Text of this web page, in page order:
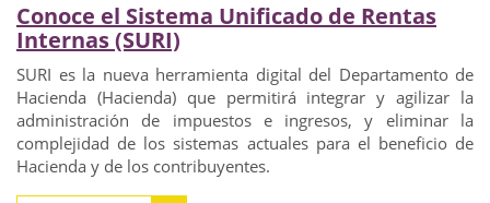
Conoce el Sistema Unificado de Rentas
Internas (SURI)
SURI es la nueva herramienta digital del Departamento de
Hacienda (Hacienda) que permitirá integrar y agilizar la
administración de impuestos e ingresos, y eliminar la
complejidad de los sistemas actuales para el beneficio de
Hacienda y de los contribuyentes.